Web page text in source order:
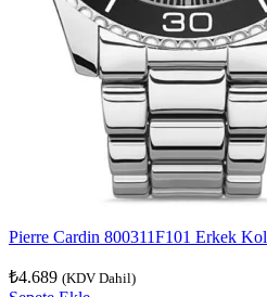
Pierre Cardin 800311F101 Erkek
₺4.689 (KDV Dahil)